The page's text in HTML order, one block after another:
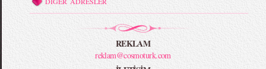
REKLAM
reklam@cosmoturk.com